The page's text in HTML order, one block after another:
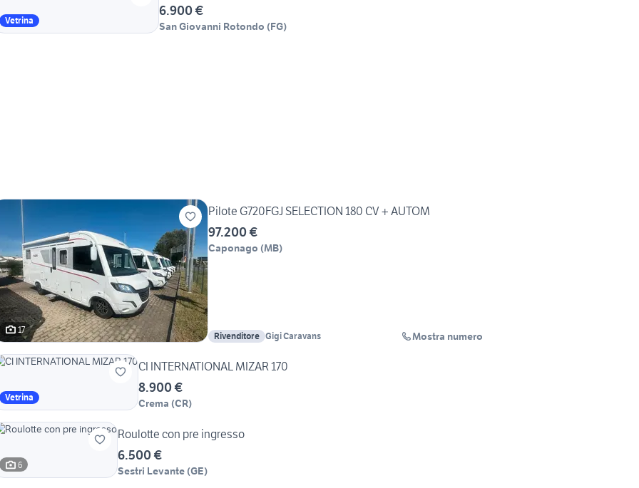
Vetrina
6.900 €
San Giovanni Rotondo (FG)
17
Pilote G720FGJ SELECTION 180 CV + AUTOM
97.200 €
Caponago (MB)
Rivenditore Gigi Caravans Mostra numero
Vetrina
CI INTERNATIONAL MIZAR 170
8.900 €
Crema (CR)
6
Roulotte con pre ingresso
6.500 €
Sestri Levante (GE)